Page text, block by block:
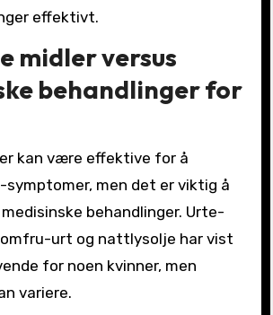
effektivt.
midler versus
behandlinger for
kan være effektive for å
symptomer, men det er viktig å
behandlinger. Urte-
urt og nattlysolje har vist
for noen kvinner, men
variere.